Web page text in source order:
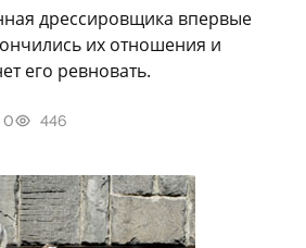
дрессировщика впервые
их отношения и
его ревновать.
0 446